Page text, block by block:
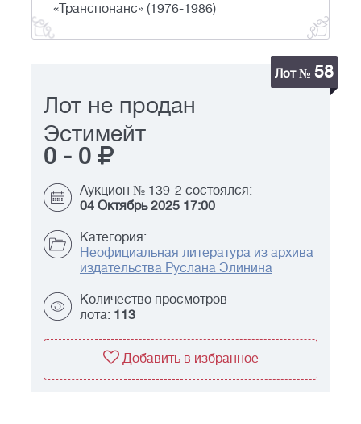
«Транспонанс» (1976-1986)
Лот № 58
Лот не продан
Эстимейт
0 - 0
Аукцион № 139-2 состоялся:
04 Октябрь 2025 17:00
Категория:
Неофициальная литература из архива
издательства Руслана Элинина
Количество просмотров
лота: 113
Добавить в избранное